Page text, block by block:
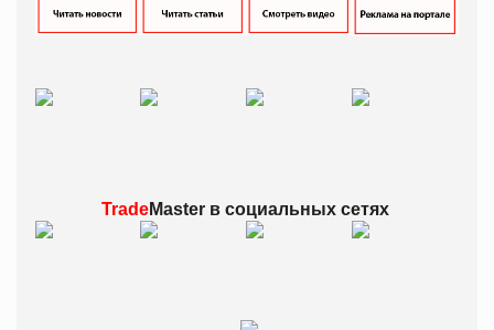
TradeMaster всоциальных сетях